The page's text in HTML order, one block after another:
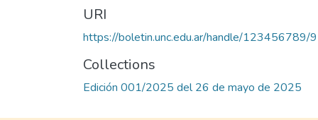
URI
https://boletin.unc.edu.ar/handle/123456789/
Collections
Edición 001/2025 del 26 de mayo de 2025